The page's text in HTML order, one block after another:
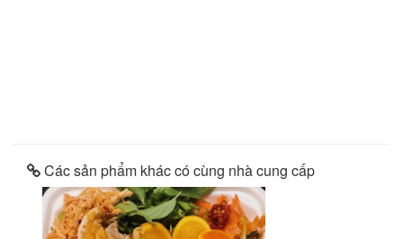
Các sản phẩm khác có cùng nhà cung cấp